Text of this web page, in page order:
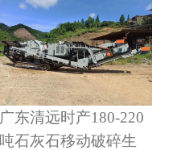
广东清远时产180-220
吨石灰石移动破碎生